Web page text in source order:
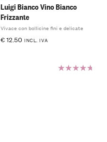
Luigi Bianco Vino Bianco
Frizzante
Vivace con bollicine fini e delicate
€12.50 INCL. IVA